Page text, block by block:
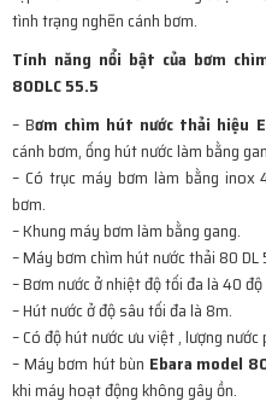
tình trạng nghẽn cánh bơm.
Tính năng nổi bật của bơm
80DLC 55.5
– Bơm chìm hút nước thải hiệu
cánh bơm, ống hút nước làm bằng
– Có trục máy bơm làm bằng inox
bơm.
– Khung máy bơm làm bằng gang.
– Máy bơm chìm hút nước thải 80 DL
– Bơm nước ở nhiệt độ tối đa là 40 độ
– Hút nước ở độ sâu tối đa là 8m.
– Có độ hút nước ưu việt , lượng nước
– Máy bơm hút bùn Ebara model
khi máy hoạt động không gây ồn.